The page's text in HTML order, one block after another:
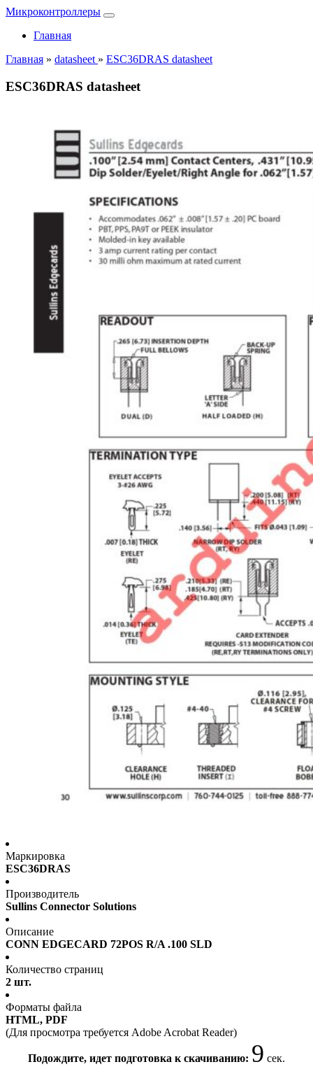
Микроконтроллеры
Главная
Главная » datasheet » ESC36DRAS datasheet
ESC36DRAS datasheet
Маркировка
ESC36DRAS
Производитель
Sullins Connector Solutions
Описание
CONN EDGECARD 72POS R/A .100 SLD
Количество страниц
2 шт.
Форматы файла
HTML, PDF
(Для просмотра требуется Adobe Acrobat Reader)
Подождите, идет подготовка к скачиванию: 9 сек.